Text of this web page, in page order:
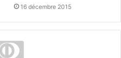
16 décembre 2015